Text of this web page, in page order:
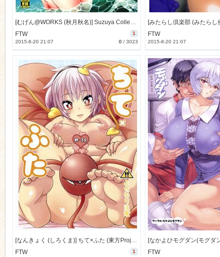
[むげん@WORKS (秋月秋名)] Suzuya Collection 3 (艦隊これくしょん -艦これ-) [10M]
1
FTW
0/ 3023
2015-8-20 21:07
FTW
2015-8-20 21:07
[なんきょく (しろくま)] ちて×ふた (東方Project) [14M]
1
FTW FTW